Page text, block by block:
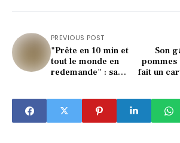
PREVIOUS POST
"Prête en 10 min et
tout le monde en
redemande" : sa
Son
pommes
fait un